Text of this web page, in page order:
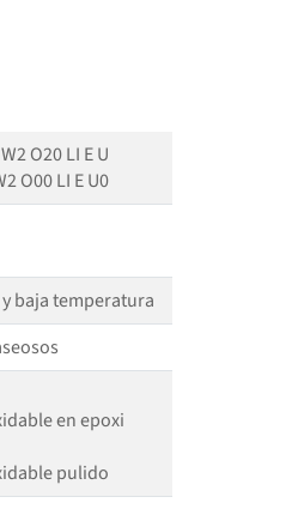
O20 LI E U
O00 LI E U0
baja temperatura
en epoxi
pulido